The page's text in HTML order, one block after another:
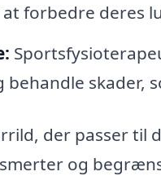
forbedre deres
skader,
der passer til
og